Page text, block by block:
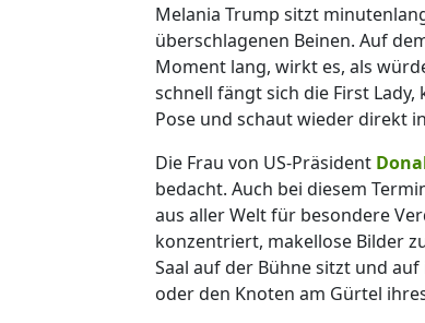
Melania Trump sitzt
überschlagenen Beinen. Auf
Moment lang, wirkt es, als
schnell fängt sich die First
Pose und schaut wieder direkt
Die Frau von US-Präsident
bedacht. Auch bei diesem
aus aller Welt für besondere
konzentriert, makellose Bilder
Saal auf der Bühne sitzt und
oder den Knoten am Gürtel